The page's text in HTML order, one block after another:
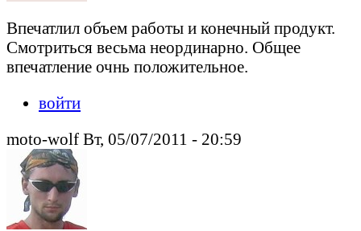
Впечатлил объем работы и конечный продукт.
Смотриться весьма неординарно. Общее
впечатление очнь положительное.
войти
moto-wolf Вт, 05/07/2011 - 20:59